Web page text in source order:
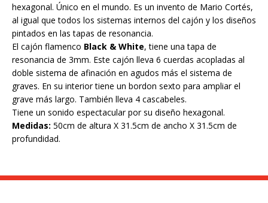
hexagonal. Único en el mundo. Es un invento de Mario Cortés,
al igual que todos los sistemas internos del cajón y los diseños
pintados en las tapas de resonancia.
El cajón flamenco Black & White, tiene una tapa de
resonancia de 3mm. Este cajón lleva 6 cuerdas acopladas al
doble sistema de afinación en agudos más el sistema de
graves. En su interior tiene un bordon sexto para ampliar el
grave más largo. También lleva 4 cascabeles.
Tiene un sonido espectacular por su diseño hexagonal.
Medidas: 50cm de altura X 31.5cm de ancho X 31.5cm de
profundidad.